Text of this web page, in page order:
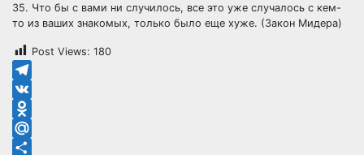
35. Что бы с вами ни случилось, все это уже случалось с кем-
то из ваших знакомых, только было еще хуже. (Закон Мидера)
Post Views: 180
Telegram
VK
Odnoklassniki
Mail.Ru